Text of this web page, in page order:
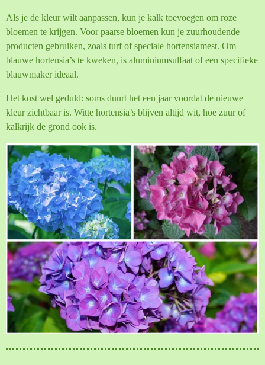
Als je de kleur wilt aanpassen, kun je kalk toevoegen om roze
bloemen te krijgen. Voor paarse bloemen kun je zuurhoudende
producten gebruiken, zoals turf of speciale hortensiamest. Om
blauwe hortensia’s te kweken, is aluminiumsulfaat of een specifieke
blauwmaker ideaal.
Het kost wel geduld: soms duurt het een jaar voordat de nieuwe
kleur zichtbaar is. Witte hortensia’s blijven altijd wit, hoe zuur of
kalkrijk de grond ook is.